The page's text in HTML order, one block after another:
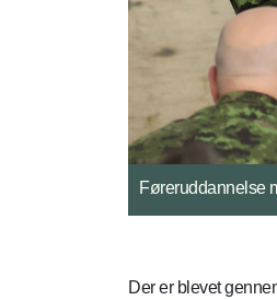
Føreruddannelse
Eric Lerdrup